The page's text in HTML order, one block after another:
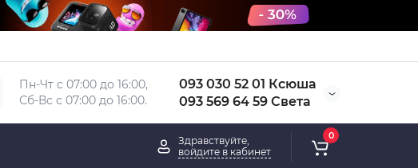
Пн-Чт с 07:00 до 16:00,
Сб-Вс с 07:00 до 16:00.
093 030 52 01 Ксюша
093 569 64 59 Света
Здравствуйте,
войдите в кабинет
0